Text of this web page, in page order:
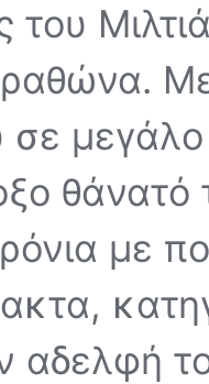
του
σε μεγάλο
θάνατό
με
αδελφή